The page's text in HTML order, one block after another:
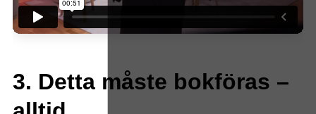
3. Detta måste bokföras –